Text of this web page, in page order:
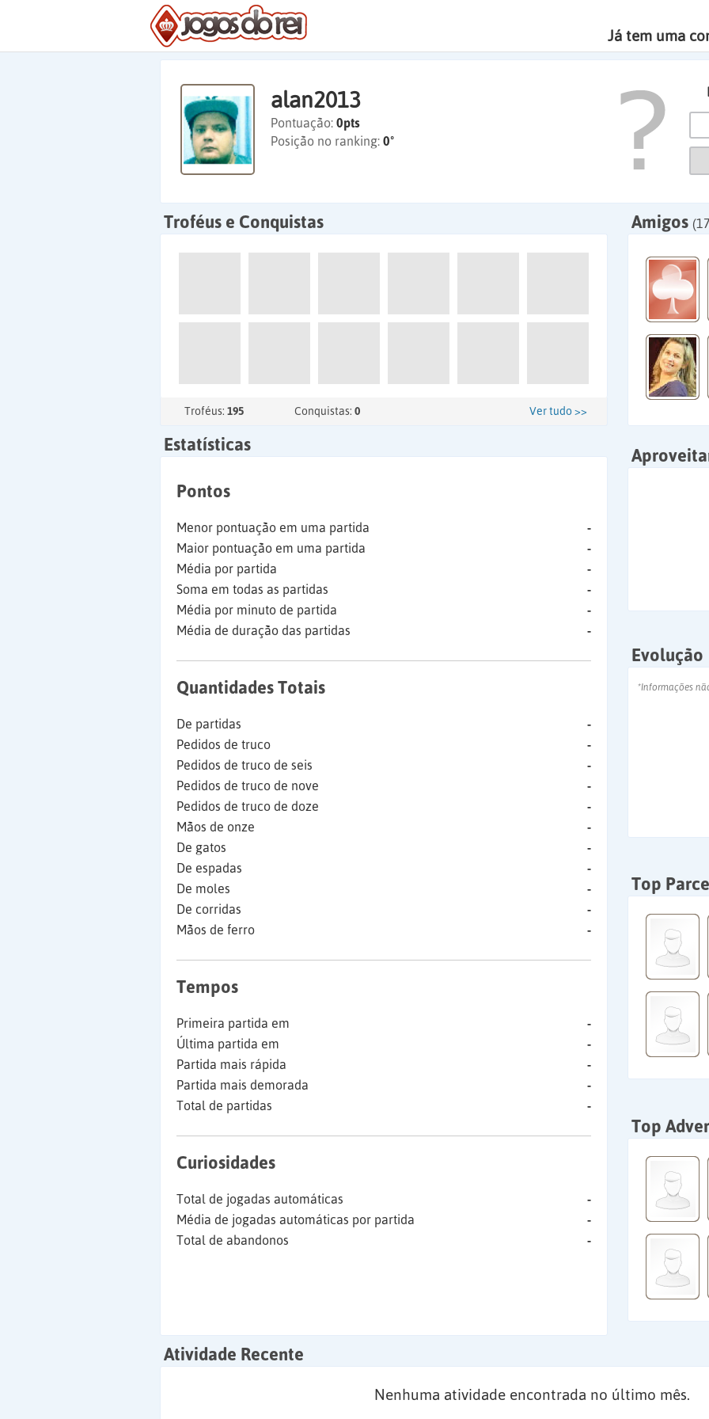
Já tem uma
alan2013
Pontuação: 0pts
Posição no ranking: 0º
Troféus e Conquistas
Troféus: 195 Conquistas: 0 Ver tudo >>
Amigos
Estatísticas
Pontos
Menor pontuação em uma partida
-
Maior pontuação em uma partida
-
Média por partida
-
Soma em todas as partidas
-
Média por minuto de partida
-
Média de duração das partidas
-
Quantidades Totais
De partidas
-
Pedidos de truco
-
Pedidos de truco de seis
-
Pedidos de truco de nove
-
Pedidos de truco de doze
-
Mãos de onze
-
De gatos
-
De espadas
-
De moles
-
De corridas
-
Mãos de ferro
-
Tempos
Primeira partida em
-
Última partida em
-
Partida mais rápida
-
Partida mais demorada
-
Total de partidas
-
Curiosidades
Total de jogadas automáticas
-
Média de jogadas automáticas por partida
-
Total de abandonos
-
Evolução
*Informações
Top
Top
Atividade Recente
Nenhuma atividade encontrada no último mês.